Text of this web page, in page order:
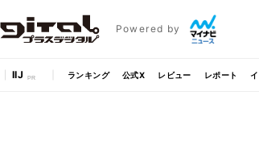
Powered by
IIJ ランキング 公式X レビュー レポート